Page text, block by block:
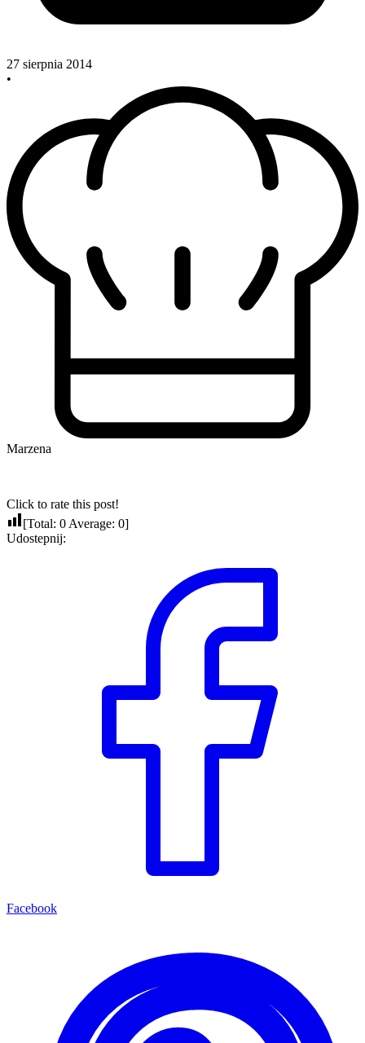
27 sierpnia 2014
•
Marzena
Click to rate this post!
[Total: 0 Average: 0]
Udostepnij:
Facebook